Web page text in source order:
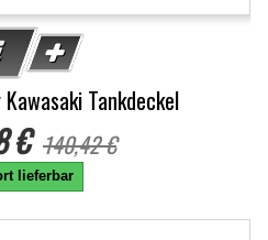
Tankdeckel
€ 140,42 €
lieferbar